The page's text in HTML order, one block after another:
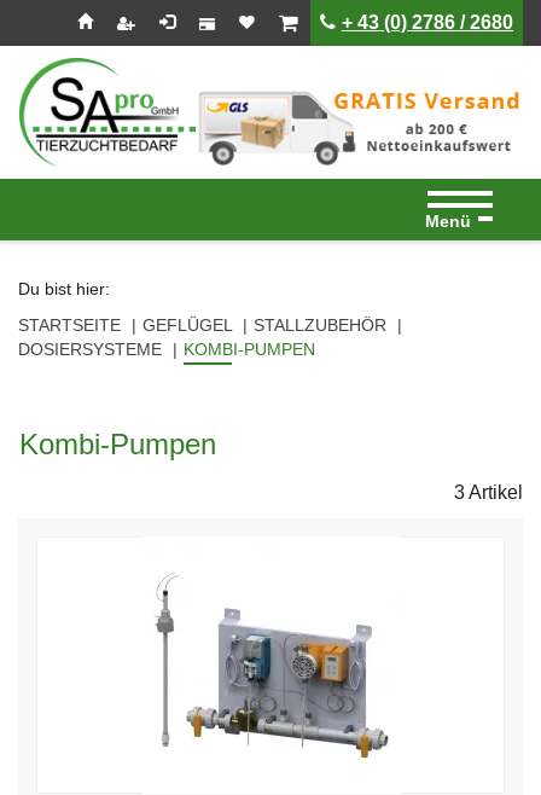
Seitenebreiche:
ist leerist leer+ 43 (0) 2786 / 2680
Menü
Du bist hier:
STARTSEITE
GEFLÜGEL
STALLZUBEHÖR
DOSIERSYSTEME
KOMBI-PUMPEN
Kombi-Pumpen
3 Artikel